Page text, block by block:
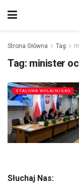
Strona Główna Tag
Tag: minister
STALOWA WOLA/NISKO
Słuchaj Nas: